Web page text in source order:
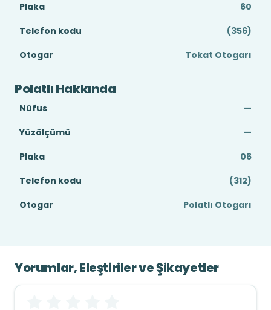
Plaka
60
Telefon kodu
(356)
Otogar
Tokat Otogarı
Polatlı Hakkında
Nüfus
—
Yüzölçümü
—
Plaka
06
Telefon kodu
(312)
Otogar
Polatlı Otogarı
Yorumlar, Eleştiriler ve Şikayetler